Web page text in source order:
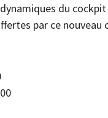
du
par ce